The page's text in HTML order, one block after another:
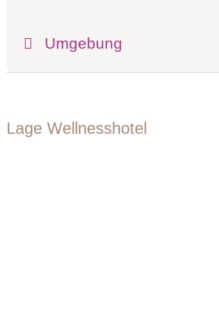
Umgebung
Lage Wellnesshotel